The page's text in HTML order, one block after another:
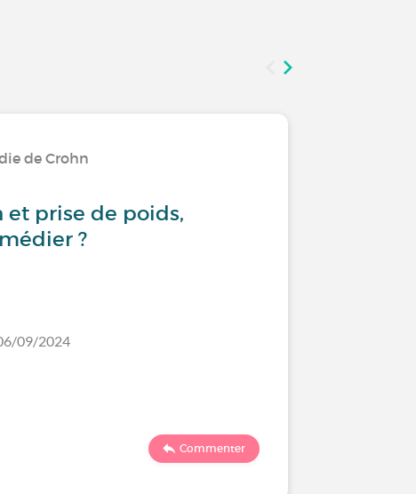
de Crohn
et prise de poids,
?
09/2024
Commenter